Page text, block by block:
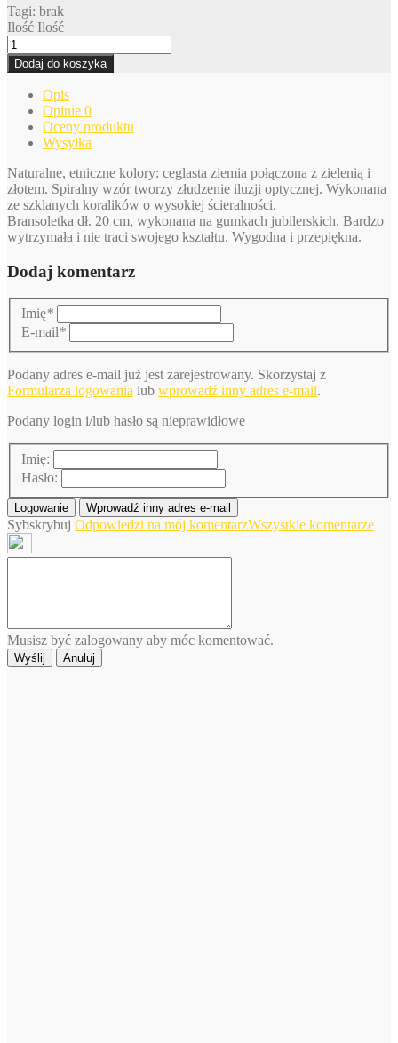
Tagi: brak
Ilość Ilość
Dodaj do koszyka
Opis
Opinie 0
Oceny produktu
Wysyłka
Naturalne, etniczne kolory: ceglasta ziemia połączona z zielenią i
złotem. Spiralny wzór tworzy złudzenie iluzji optycznej. Wykonana
ze szklanych koralików o wysokiej ścieralności.
Bransoletka dł. 20 cm, wykonana na gumkach jubilerskich. Bardzo
wytrzymała i nie traci swojego kształtu. Wygodna i przepiękna.
Dodaj komentarz
Imię*
E-mail*
Podany adres e-mail już jest zarejestrowany. Skorzystaj z
Formularza logowania lub wprowadź inny adres e-mail.
Podany login i/lub hasło są nieprawidłowe
Imię:
Hasło:
Logowanie Wprowadź inny adres e-mail
Sybskrybuj Odpowiedzi na mój komentarzWszystkie komentarze
Musisz być zalogowany aby móc komentować.
Wyślij Anuluj